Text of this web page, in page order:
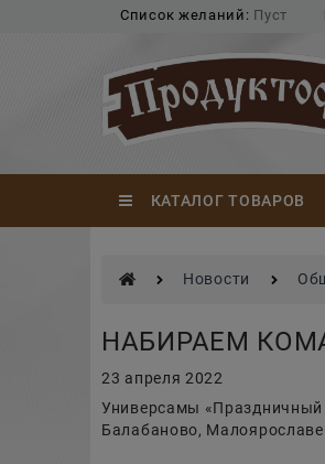
Список желаний: Пуст
КАТАЛОГ ТОВАРОВ
Новости
НАБИРАЕМ
23 апреля 2022
Универсамы «Праздничный
Балабаново,